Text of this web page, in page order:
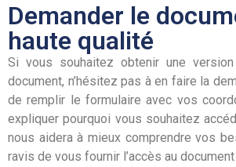
Demander le
haute qualité
Si vous souhaitez obtenir une version
document, n’hésitez pas à en faire la
de remplir le formulaire avec vos
expliquer pourquoi vous souhaitez
nous aidera à mieux comprendre vos
ravis de vous fournir l’accès au